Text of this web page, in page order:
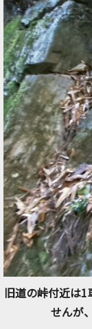
旧道の峠付近は
せんが